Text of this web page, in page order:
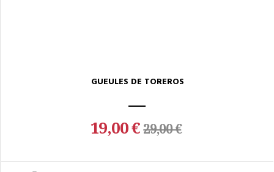
GUEULES DE TOREROS
19,00 €29,00 €